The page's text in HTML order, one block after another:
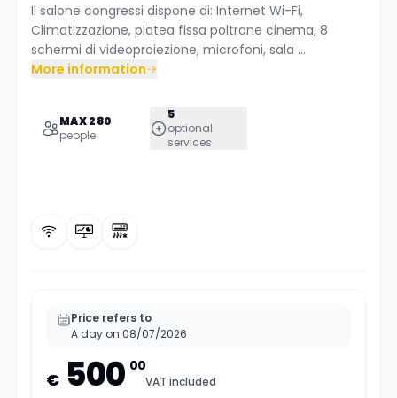
Il salone congressi dispone di: Internet Wi-Fi,
Climatizzazione, platea fissa poltrone cinema, 8
schermi di videoproiezione, microfoni, sala ...
More information
MAX 280
people
5
optional
services
Price refers to
A day on 08/07/2026
€ 500 00
VAT included